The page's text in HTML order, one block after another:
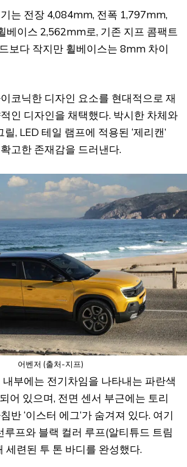
는 전장 4,084mm, 전폭 1,797mm,
베이스 2,562mm로, 기존 지프 콤팩트
보다 작지만 휠베이스는 8mm 차이
코닉한 디자인 요소를 현대적으로 재
인 디자인을 채택했다. 박시한 차체와
, LED 테일 램프에 적용된 ‘제리캔’
고한 존재감을 드러낸다.
어벤저 (출처-지프)
부에는 전기차임을 나타내는 파란색
어 있으며, 전면 센서 부근에는 토리
반 ‘이스터 에그’가 숨겨져 있다. 여기
루프와 블랙 컬러 루프(알티튜드 트림
세련된 투 톤 바디를 완성했다.